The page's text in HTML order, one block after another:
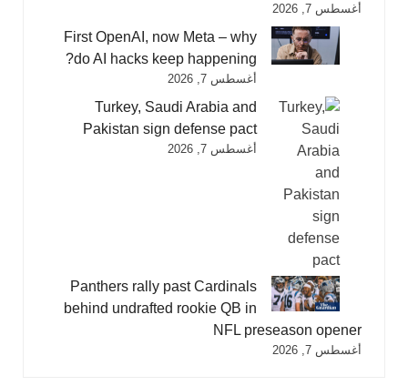
أغسطس 7, 2026
First OpenAI, now Meta – why
do AI hacks keep happening?
أغسطس 7, 2026
Turkey, Saudi Arabia and
Pakistan sign defense pact
أغسطس 7, 2026
Panthers rally past Cardinals
behind undrafted rookie QB in
NFL preseason opener
أغسطس 7, 2026